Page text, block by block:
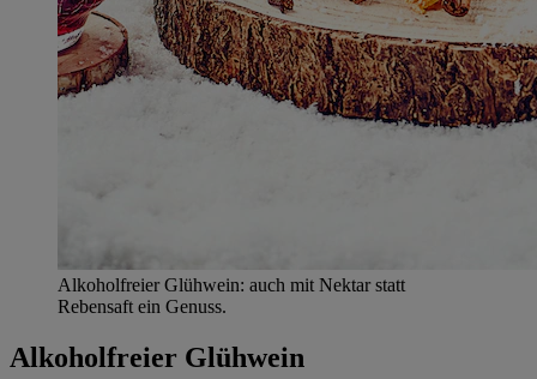
Alkoholfreier Glühwein: auch mit Nektar statt
Rebensaft ein Genuss.
Alkoholfreier Glühwein